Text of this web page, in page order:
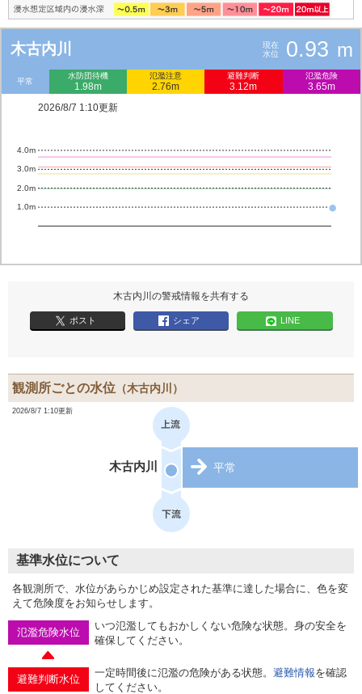
木古内川
現在
水位
0.93 m
平常
水防団待機
1.98m
氾濫注意
2.76m
避難判断
3.12m
氾濫危険
3.65m
2026/8/7 1:10更新
1.0m
2.0m
3.0m
4.0m
木古内川の警戒情報を共有する
ポスト シェア LINE
観測所ごとの水位 （木古内川）
2026/8/7 1:10更新
木古内川 平常
基準水位について
各観測所で、水位があらかじめ設定された基準に達した場合に、色を変
えて危険度をお知らせします。
氾濫危険水位
いつ氾濫してもおかしくない危険な状態。身の安全を
確保してください。
避難判断水位
一定時間後に氾濫の危険がある状態。 避難情報を確認
してください。